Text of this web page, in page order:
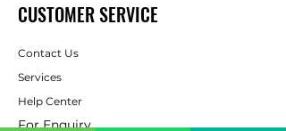
CUSTOMER SERVICE
Contact Us
Services
Help Center
For Enquiry